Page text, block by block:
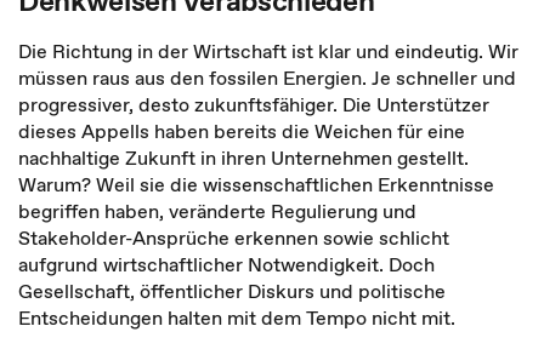
Die Richtung in der Wirtschaft ist klar und eindeutig. Wir
müssen raus aus den fossilen Energien. Je schneller und
progressiver, desto zukunftsfähiger. Die Unterstützer
dieses Appells haben bereits die Weichen für eine
nachhaltige Zukunft in ihren Unternehmen gestellt.
Warum? Weil sie die wissenschaftlichen Erkenntnisse
begriffen haben, veränderte Regulierung und
Stakeholder-Ansprüche erkennen sowie schlicht
aufgrund wirtschaftlicher Notwendigkeit. Doch
Gesellschaft, öffentlicher Diskurs und politische
Entscheidungen halten mit dem Tempo nicht mit.